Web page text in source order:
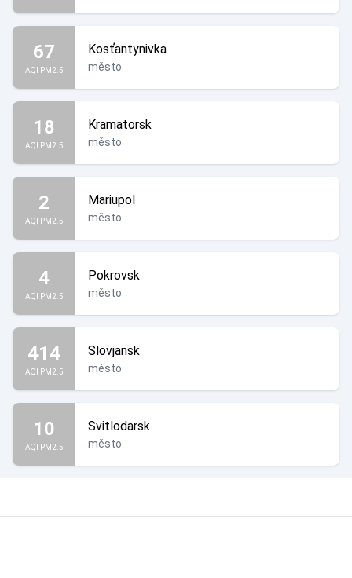
67
AQI PM2.5
Kosťantynivka
město
18
AQI PM2.5
Kramatorsk
město
2
AQI PM2.5
Mariupol
město
4
AQI PM2.5
Pokrovsk
město
414
AQI PM2.5
Slovjansk
město
10
AQI PM2.5
Svitlodarsk
město